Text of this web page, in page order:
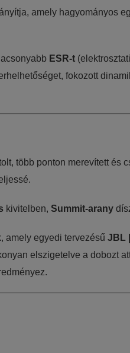
amely hagyományos
ESR-t
fokozott
több ponton merevített és
kivitelben, Summit-arany
amely egyedi tervezésű JBL
elszigetelve a dobozt